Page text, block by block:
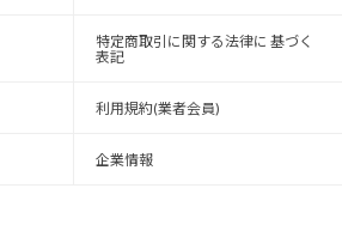
特定商取引に関する法律に 基づく
表記
利用規約(業者会員)
企業情報